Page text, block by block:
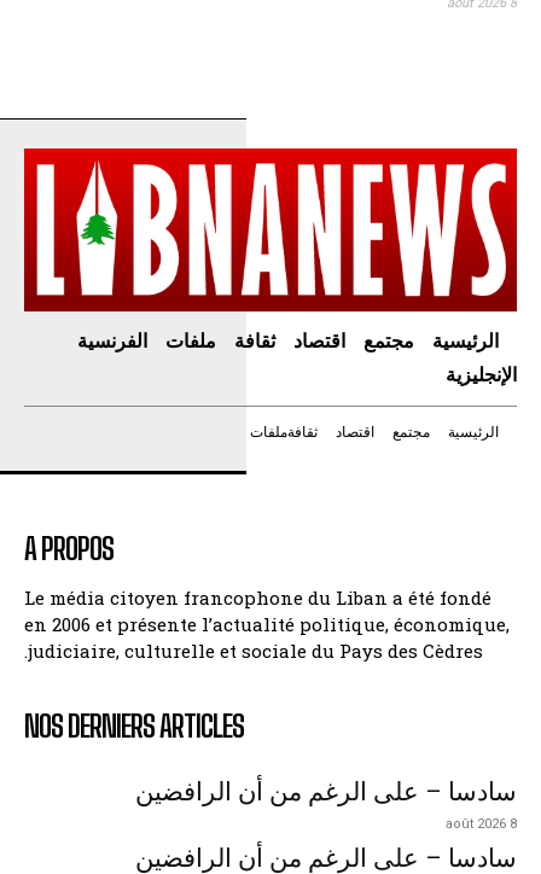
الرئيسية مجتمع اقتصاد ثقافة ملفات
الفرنسية
الإنجليزية
الرئيسية مجتمع اقتصاد ثقافةملفات
A PROPOS
Le média citoyen francophone du Liban a été fondé
en 2006 et présente l’actualité politique, économique,
judiciaire, culturelle et sociale du Pays des Cèdres.
NOS DERNIERS ARTICLES
سادسا – على الرغم من أن الرافضين
8 août 2026
سادسا – على الرغم من أن الرافضين